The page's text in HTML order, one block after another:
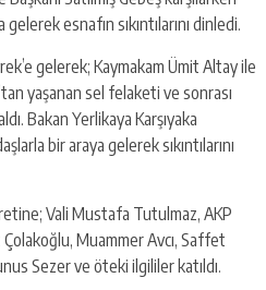
esnafın sıkıntılarını dinledi.
gelerek; Kaymakam Ümit Altay ile
yaşanan sel felaketi ve sonrası
Bakan Yerlikaya Karşıyaka
bir araya gelerek sıkıntılarını
Vali Mustafa Tutulmaz, AKP
Muammer Avcı, Saffet
Sezer ve öteki ilgililer katıldı.